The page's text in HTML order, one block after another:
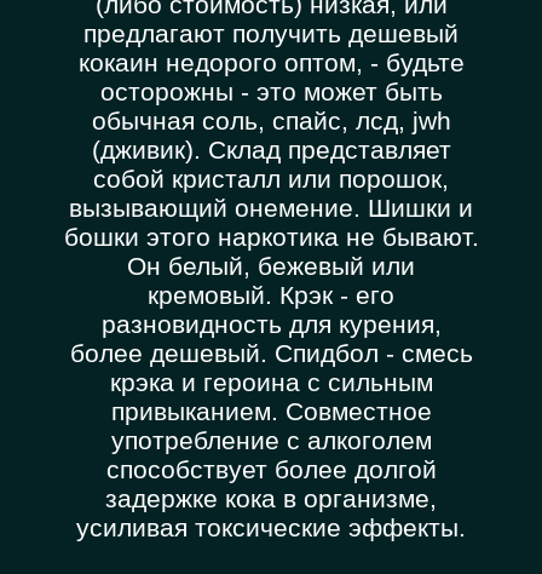
предлагают получить дешевый
кокаин недорого оптом, - будьте
осторожны - это может быть
обычная соль, спайс, лсд, jwh
(дживик). Склад представляет
собой кристалл или порошок,
вызывающий онемение. Шишки и
бошки этого наркотика не бывают.
Он белый, бежевый или
кремовый. Крэк - его
разновидность для курения,
более дешевый. Спидбол - смесь
крэка и героина с сильным
привыканием. Совместное
употребление с алкоголем
способствует более долгой
задержке кока в организме,
усиливая токсические эффекты.